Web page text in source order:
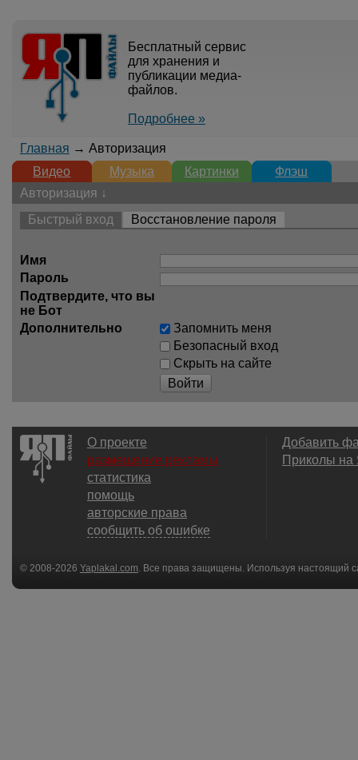
Бесплатный сервис
для хранения и
публикации медиа-
файлов.
Подробнее »
Главная → Авторизация
Видео
Музыка Картинки
Флэш
Авторизация ↓
Быстрый вход
Восстановление пароля
Имя
Пароль
Подтвердите, что вы
не Бот
Дополнительно
Запомнить меня
Безопасный вход
Скрыть на сайте
Войти
О проекте
размещение рекламы
статистика
помощь
авторские права
сообщить об ошибке
Добавить
Приколы
© 2008-2026 Yaplakal.com . Все права защищены. Используя настоящий
соглашения.